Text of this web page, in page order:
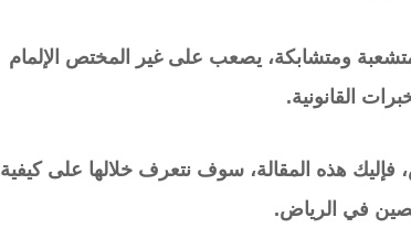
ومتشابكة، يصعب على غير المختص الإلمام
القانونية.
هذه المقالة، سوف نتعرف خلالها على كيفية
في الرياض.